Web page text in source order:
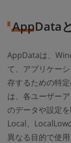
AppData
AppDataは、
て、アプリケー
存するための特
は、各ユーザー
のデータや設定
Local、LocalLow
異なる目的で使用